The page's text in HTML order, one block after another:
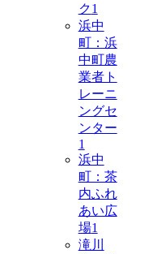
ク1
浜中
町：浜
中町農
業者ト
レーニ
ングセ
ンター
1
浜中
町：茶
内ふれ
あい広
場1
滝川